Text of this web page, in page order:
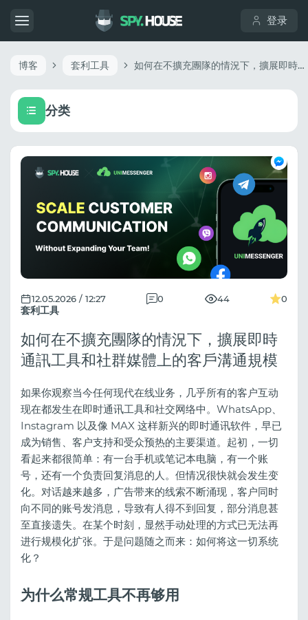
登录
博客 套利工具 如何在不擴充團隊的情況下，擴展即時通訊工具和社群媒體上的客戶溝通規模
分类
套利工具
12.05.2026 / 12:27 0 44 0
如何在不擴充團隊的情況下，擴展即時
通訊工具和社群媒體上的客戶溝通規模
如果你观察当今任何现代在线业务，几乎所有的客户互动
现在都发生在即时通讯工具和社交网络中。WhatsApp、
Instagram 以及像 MAX 这样新兴的即时通讯软件，早已
成为销售、客户支持和受众预热的主要渠道。起初，一切
看起来都很简单：有一台手机或笔记本电脑，有一个账
号，还有一个负责回复消息的人。但情况很快就会发生变
化。对话越来越多，广告带来的线索不断涌现，客户同时
向不同的账号发消息，导致有人得不到回复，部分消息甚
至直接遗失。在某个时刻，显然手动处理的方式已无法再
进行规模化扩张。于是问题随之而来：如何将这一切系统
化？
为什么常规工具不再够用